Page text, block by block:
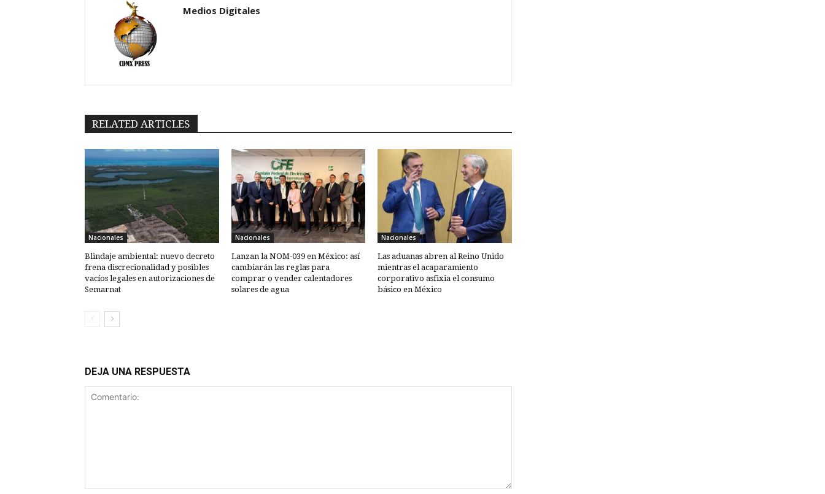
Medios Digitales
RELATED ARTICLES
Nacionales
Blindaje ambiental: nuevo decreto
frena discrecionalidad y posibles
vacíos legales en autorizaciones de
Semarnat
Nacionales
Lanzan la NOM-039 en México: así
cambiarán las reglas para
comprar o vender calentadores
solares de agua
Nacionales
Las aduanas abren al Reino Unido
mientras el acaparamiento
corporativo asfixia el consumo
básico en México
DEJA UNA RESPUESTA